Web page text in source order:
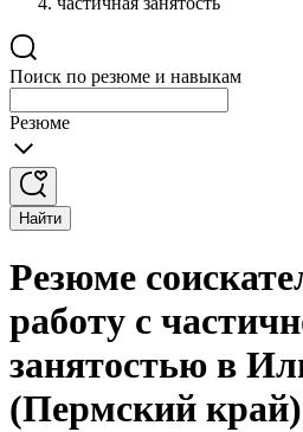
Поиск по резюме и навыкам
Резюме
Найти
Резюме
работу с
занятостью в
(Пермский край)